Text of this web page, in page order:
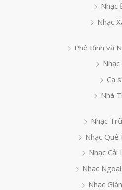
Nhạc
Nhạc
Phê Bình và
Nhạc
Ca
Nhà
Nhạc
Nhạc Quê
Nhạc Cải
Nhạc
Nhạc